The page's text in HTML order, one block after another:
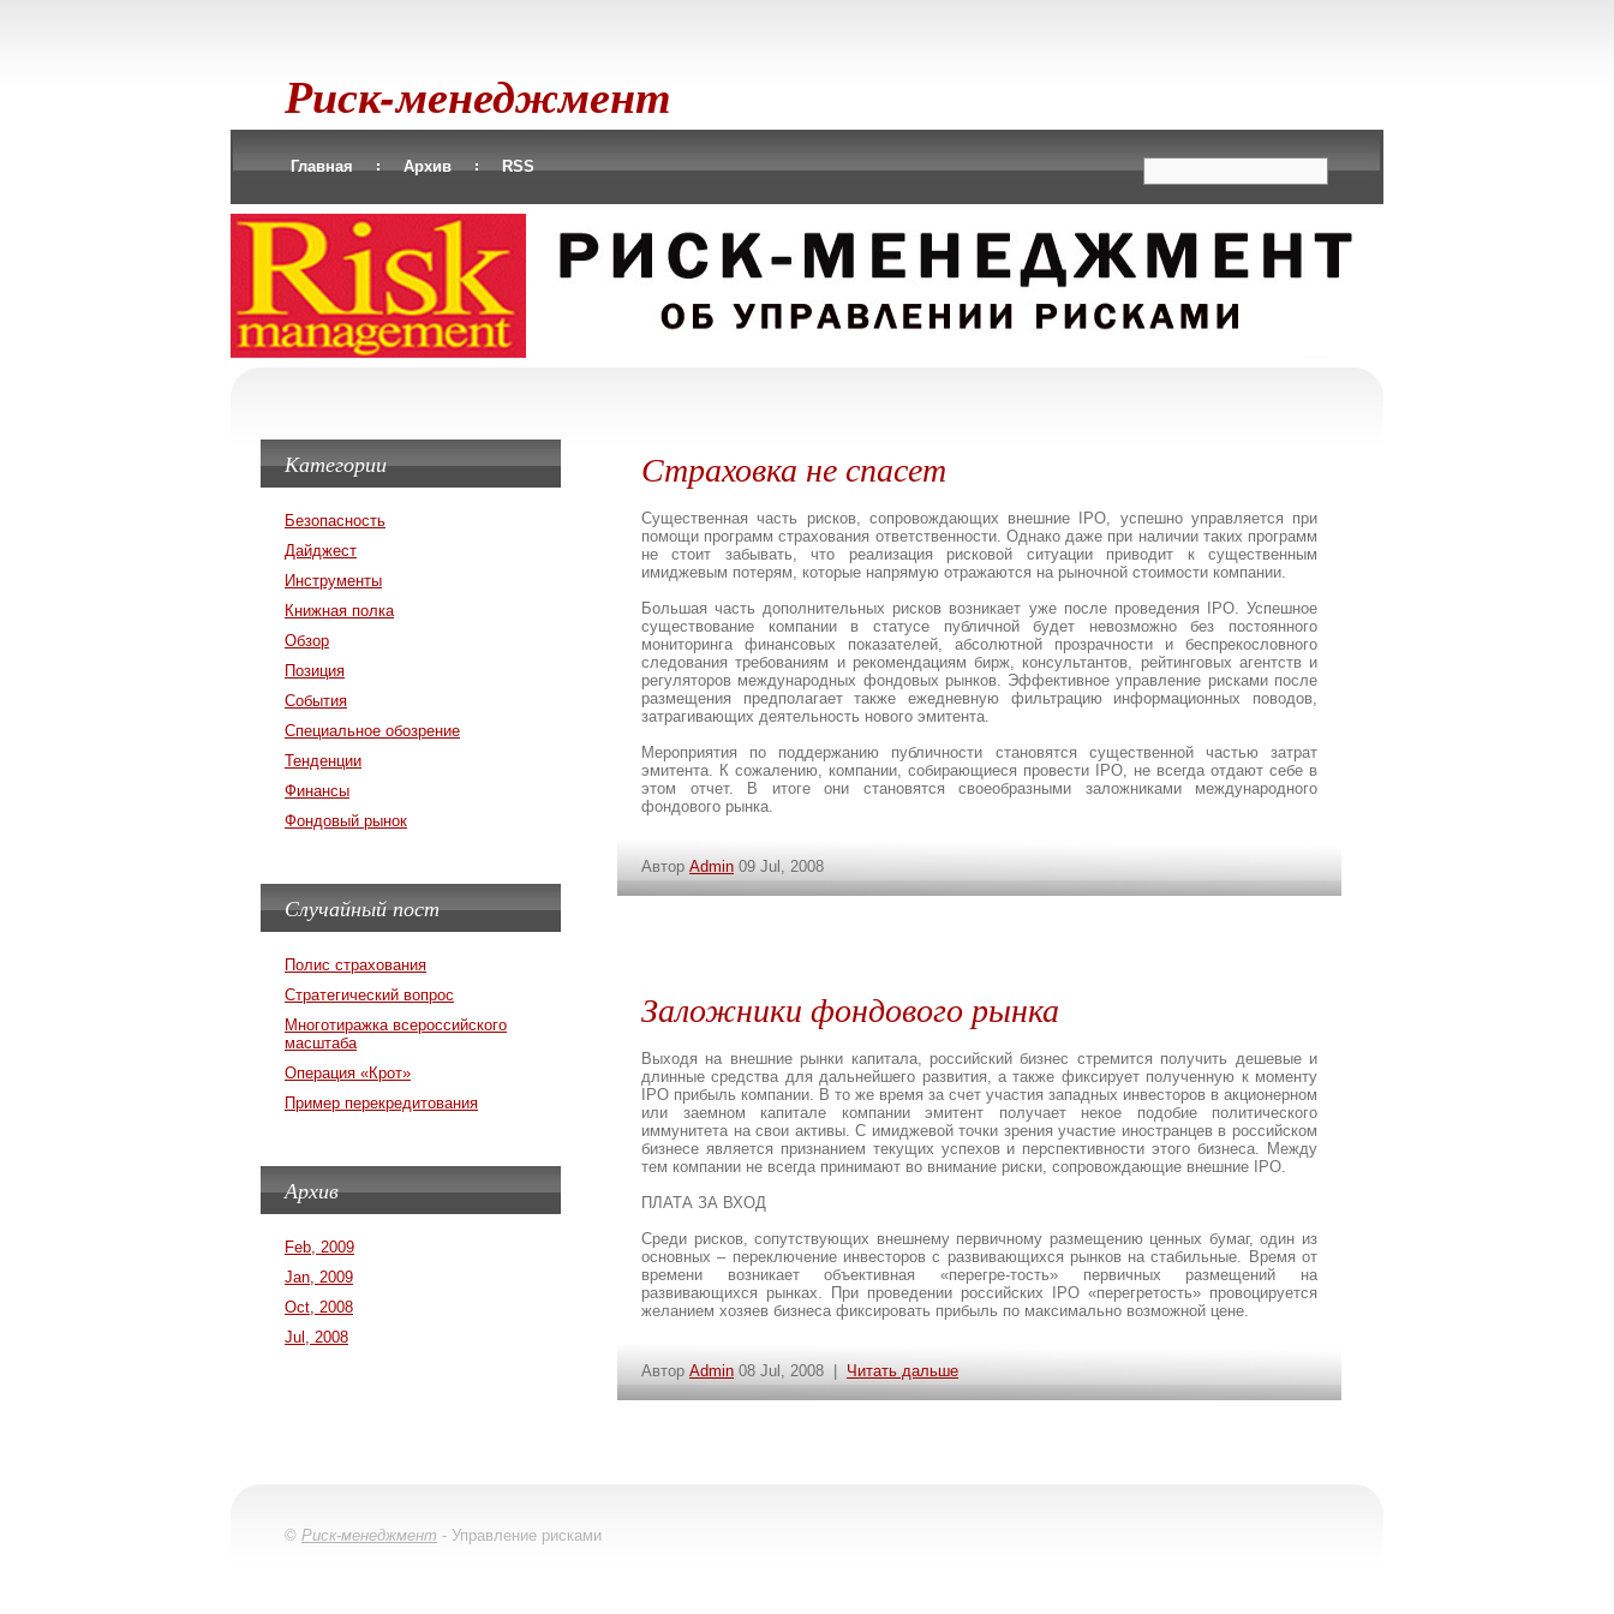
Риск-менеджмент
Главная Архив RSS
Страховка не спасет
Существенная часть рисков, сопровождающих внешние IPO, успешно управляется при
помощи программ страхования ответственности. Однако даже при наличии таких программ
не стоит забывать, что реализация рисковой ситуации приводит к существенным
имиджевым потерям, которые напрямую отражаются на рыночной стоимости компании.
Большая часть дополнительных рисков возникает уже после проведения IPO. Успешное
существование компании в статусе публичной будет невозможно без постоянного
мониторинга финансовых показателей, абсолютной прозрачности и беспрекословного
следования требованиям и рекомендациям бирж, консультантов, рейтинговых агентств и
регуляторов международных фондовых рынков. Эффективное управление рисками после
размещения предполагает также ежедневную фильтрацию информационных поводов,
затрагивающих деятельность нового эмитента.
Мероприятия по поддержанию публичности становятся существенной частью затрат
эмитента. К сожалению, компании, собирающиеся провести IPO, не всегда отдают себе в
этом отчет. В итоге они становятся своеобразными заложниками международного
фондового рынка.
Автор Admin 09 Jul, 2008
Заложники фондового рынка
Выходя на внешние рынки капитала, российский бизнес стремится получить дешевые и
длинные средства для дальнейшего развития, а также фиксирует полученную к моменту
IPO прибыль компании. В то же время за счет участия западных инвесторов в акционерном
или заемном капитале компании эмитент получает некое подобие политического
иммунитета на свои активы. С имиджевой точки зрения участие иностранцев в российском
бизнесе является признанием текущих успехов и перспективности этого бизнеса. Между
тем компании не всегда принимают во внимание риски, сопровождающие внешние IPO.
ПЛАТА ЗА ВХОД
Среди рисков, сопутствующих внешнему первичному размещению ценных бумаг, один из
основных – переключение инвесторов с развивающихся рынков на стабильные. Время от
времени возникает объективная «перегре-тость» первичных размещений на
развивающихся рынках. При проведении российских IPO «перегретость» провоцируется
желанием хозяев бизнеса фиксировать прибыль по максимально возможной цене.
Автор Admin 08 Jul, 2008 | Читать дальше
Категории
Безопасность
Дайджест
Инструменты
Книжная полка
Обзор
Позиция
События
Специальное обозрение
Тенденции
Финансы
Фондовый рынок
Случайный пост
Полис страхования
Стратегический вопрос
Многотиражка всероссийского
масштаба
Операция «Крот»
Пример перекредитования
Архив
Feb, 2009
Jan, 2009
Oct, 2008
Jul, 2008
© Риск-менеджмент - Управление рисками